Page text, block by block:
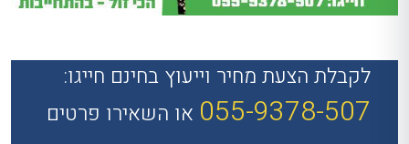
לקבלת הצעת מחיר וייעוץ בחינם חייגו:
055-9378-507 או השאירו פרטים